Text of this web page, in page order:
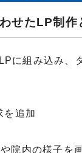
せたLP制作
に組み込み、
を追加
院内の様子を